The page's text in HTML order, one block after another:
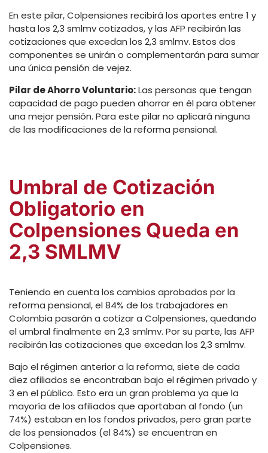
En este pilar, Colpensiones recibirá los aportes entre 1 y
hasta los 2,3 smlmv cotizados, y las AFP recibirán las
cotizaciones que excedan los 2,3 smlmv. Estos dos
componentes se unirán o complementarán para sumar
una única pensión de vejez.
Pilar de Ahorro Voluntario:Las personas que tengan
capacidad de pago pueden ahorrar en él para obtener
una mejor pensión. Para este pilar no aplicará ninguna
de las modificaciones de la reforma pensional.
Umbral de Cotización
Obligatorio en
Colpensiones Queda en
2,3 SMLMV
Teniendo en cuenta los cambios aprobados por la
reforma pensional, el 84% de los trabajadores en
Colombia pasarán a cotizar a Colpensiones, quedando
el umbral finalmente en 2,3 smlmv. Por su parte, las AFP
recibirán las cotizaciones que excedan los 2,3 smlmv.
Bajo el régimen anterior a la reforma, siete de cada
diez afiliados se encontraban bajo el régimen privado y
3 en el público. Esto era un gran problema ya que la
mayoría de los afiliados que aportaban al fondo (un
74%) estaban en los fondos privados, pero gran parte
de los pensionados (el 84%) se encuentran en
Colpensiones.